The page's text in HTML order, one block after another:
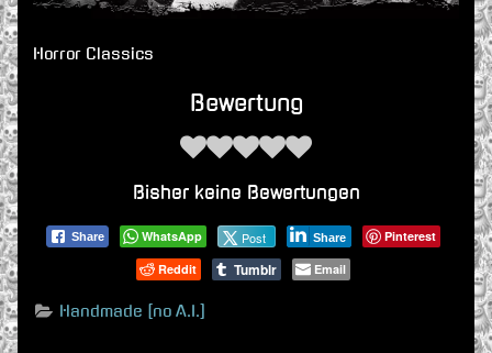
Horror Classics
Bewertung
Bisher keine Bewertungen
Share WhatsApp Post Share
Pinterest
Reddit
Tumblr Email
Handmade [no A.I.]